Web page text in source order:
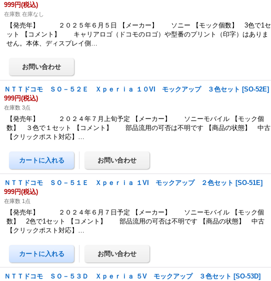
999円(税込)
在庫数 在庫なし
【発売年】 ２０２５年６月５日 【メーカー】 ソニー 【モック個数】 3色で1セ
ット 【コメント】 キャリアロゴ（ドコモのロゴ）や型番のプリント（印字）はありま
せん。本体、ディスプレイ側…
ＮＴＴドコモ ＳＯ－５２Ｅ Ｘｐｅｒｉａ １０VI モックアップ ３色セット [SO-52E]
999円(税込)
在庫数 3点
【発売年】 ２０２４年７月上旬予定 【メーカー】 ソニーモバイル 【モック個
数】 ３色で１セット 【コメント】 部品流用の可否は不明です 【商品の状態】 中古
【クリックポスト対応】…
ＮＴＴドコモ ＳＯ－５１Ｅ Ｘｐｅｒｉａ １VI モックアップ ２色セット [SO-51E]
999円(税込)
在庫数 1点
【発売年】 ２０２４年６月７日予定 【メーカー】 ソニーモバイル 【モック個
数】 2色で1セット 【コメント】 部品流用の可否は不明です 【商品の状態】 中古
【クリックポスト対応】…
ＮＴＴドコモ ＳＯ－５３Ｄ Ｘｐｅｒｉａ ５V モックアップ ３色セット [SO-53D]